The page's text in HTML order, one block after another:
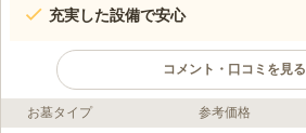
充実した設備で安心
コメント・口コミを見る
ライフドット編集部のコメント
お墓タイプ 参考価格